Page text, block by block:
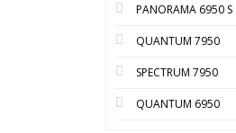
PANORAMA 6950 S
QUANTUM 7950
SPECTRUM 7950
QUANTUM 6950